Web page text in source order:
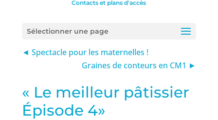
Contacts et plans d'accès
Sélectionner une page
◄ Spectacle pour les maternelles !
Graines de conteurs en CM1 ►
« Le meilleur pâtissier
Épisode 4»